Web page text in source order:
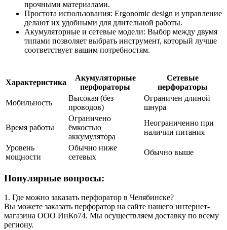
прочными материалами.
Простота использования: Ergonomic design и управление
делают их удобными для длительной работы.
Акумуляторные и сетевые модели: Выбор между двумя
типами позволяет выбрать инструмент, который лучше
соответствует вашим потребностям.
Характеристика
Акумуляторные
перфораторы
Сетевые
перфораторы
Мобильность
Высокая (без
проводов)
Ограничен длиной
шнура
Время работы
Ограничено
ёмкостью
аккумулятора
Неограниченно при
наличии питания
Уровень
мощности
Обычно ниже
сетевых
Обычно выше
Популярные вопросы:
1. Где можно заказать перфоратор в Челябинске?
Вы можете заказать перфоратор на сайте нашего интернет-
магазина ООО ИнКо74. Мы осуществляем доставку по всему
региону.